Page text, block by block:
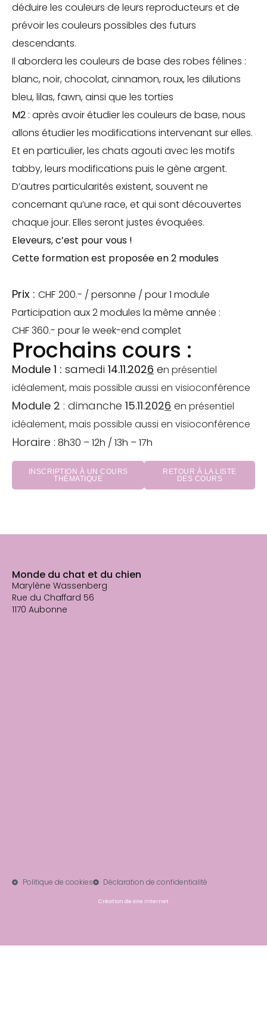
déduire les couleurs de leurs reproducteurs et de
prévoir les couleurs possibles des futurs
descendants.
Il abordera les couleurs de base des robes félines :
blanc, noir, chocolat, cinnamon, roux, les dilutions
bleu, lilas, fawn, ainsi que les torties
M2 : après avoir étudier les couleurs de base, nous
allons étudier les modifications intervenant sur elles.
Et en particulier, les chats agouti avec les motifs
tabby, leurs modifications puis le gène argent.
D’autres particularités existent, souvent ne
concernant qu’une race, et qui sont découvertes
chaque jour. Elles seront justes évoquées.
Eleveurs, c’est pour vous !
​Cette formation est proposée en 2 modules
Prix : CHF 200.- / personne / pour 1 module
Participation aux 2 modules la même année :
CHF 360.- pour le week-end complet
​​Prochains cours :
Module 1 : samedi 14.11.2026 ​en présentiel
idéalement, mais possible aussi en visioconférence
Module 2 : dimanche 15.11.2026 ​en présentiel
idéalement, mais possible aussi en visioconférence
Horaire : 8h30 – 12h / 13h – 17h
INSCRIPTION À UN COURS
THÉMATIQUE
RETOUR À LA LISTE
DES COURS
Monde du chat et du chien
Marylène Wassenberg
Rue du Chaffard 56
1170 Aubonne
Politique de cookies Déclaration de confidentialité
Création de site Internet